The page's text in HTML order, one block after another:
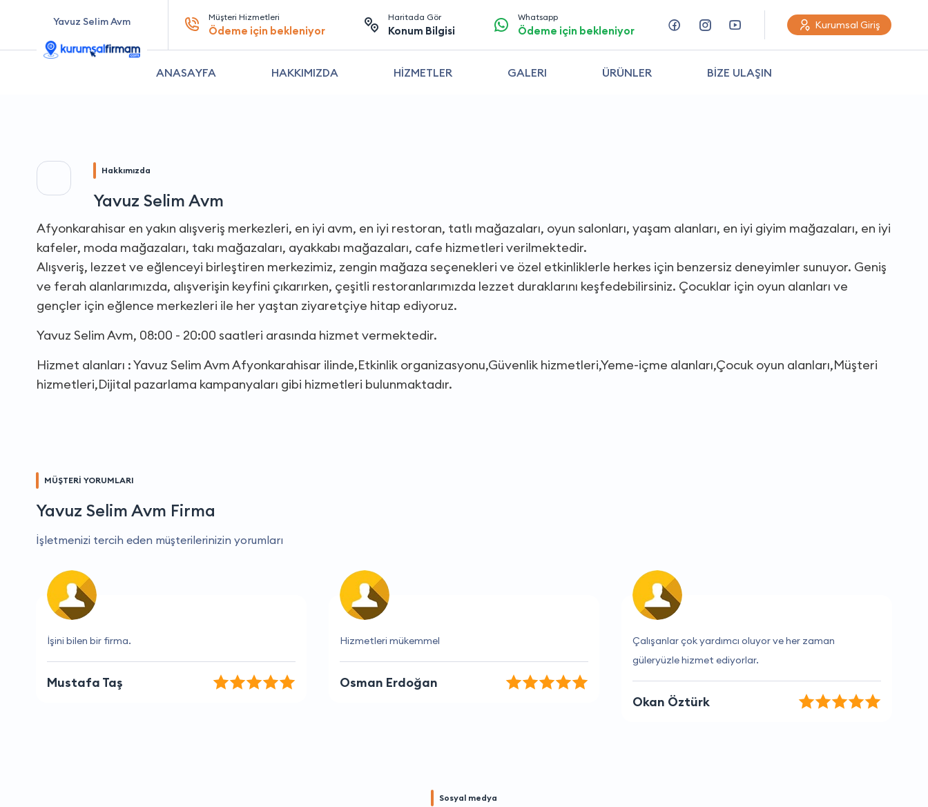
Yavuz Selim Avm Müşteri Hizmetleri
Ödeme için bekleniyor
Haritada Gör
Konum Bilgisi
Whatsapp
Ödeme için bekleniyor Kurumsal Giriş
ANASAYFA HAKKIMIZDA HİZMETLER GALERI ÜRÜNLER BİZE ULAŞIN
Hakkımızda
Yavuz Selim Avm
Afyonkarahisar en yakın alışveriş merkezleri, en iyi avm, en iyi restoran, tatlı mağazaları, oyun salonları, yaşam alanları, en iyi giyim mağazaları, en iyi
kafeler, moda mağazaları, takı mağazaları, ayakkabı mağazaları, cafe hizmetleri verilmektedir.
Alışveriş, lezzet ve eğlenceyi birleştiren merkezimiz, zengin mağaza seçenekleri ve özel etkinliklerle herkes için benzersiz deneyimler sunuyor. Geniş
ve ferah alanlarımızda, alışverişin keyfini çıkarırken, çeşitli restoranlarımızda lezzet duraklarını keşfedebilirsiniz. Çocuklar için oyun alanları ve
gençler için eğlence merkezleri ile her yaştan ziyaretçiye hitap ediyoruz.
Yavuz Selim Avm, 08:00 - 20:00 saatleri arasında hizmet vermektedir.
Hizmet alanları : Yavuz Selim Avm Afyonkarahisar ilinde,Etkinlik organizasyonu,Güvenlik hizmetleri,Yeme-içme alanları,Çocuk oyun alanları,Müşteri
hizmetleri,Dijital pazarlama kampanyaları gibi hizmetleri bulunmaktadır.
MÜŞTERİ YORUMLARI
Yavuz Selim Avm Firma
İşletmenizi tercih eden müşterilerinizin yorumları
Hizmetleri mükemmel
Osman Erdoğan
Çalışanlar çok yardımcı oluyor ve her zaman
güleryüzle hizmet ediyorlar.
İşini bilen bir firma.
Mustafa Taş
Sosyal medya